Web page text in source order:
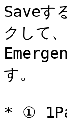
Saveす
クして
す。
* ①